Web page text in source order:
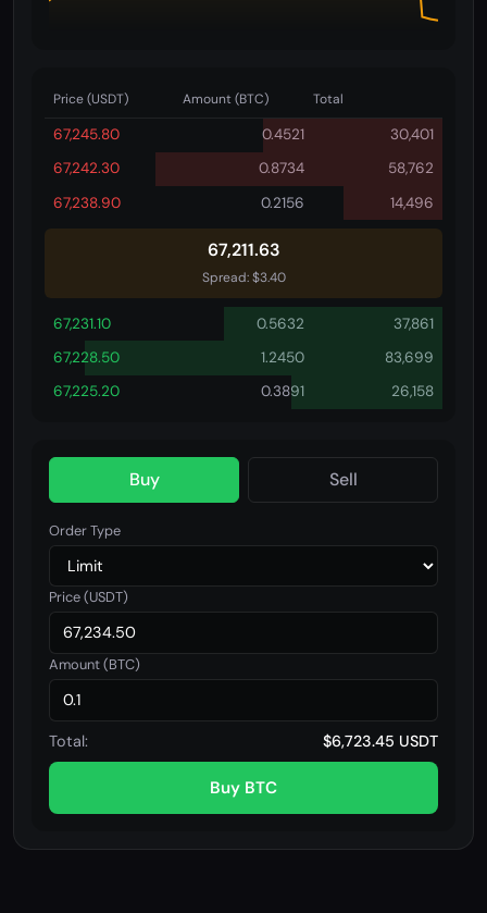
Price (USDT) Amount (BTC) Total
67,245.80 0.4521
30,401
67,242.30
0.8734
58,762
67,238.90
0.2156 14,496
67,203.62
Spread: $3.40
67,231.10 0.5632
37,861
67,228.50
1.2450
83,699
67,225.20
0.3891 26,158
Buy Sell
Order Type
Price (USDT)
Amount (BTC)
Total: $6,723.45 USDT
Buy BTC